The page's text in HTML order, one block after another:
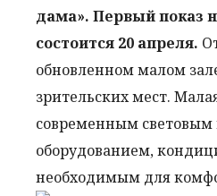
дама». Первый показ
состоится 20 апреля.
обновленном малом
зрительских мест.
современным световым
оборудованием,
необходимым для